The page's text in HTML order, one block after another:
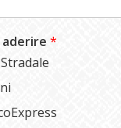
aderire *